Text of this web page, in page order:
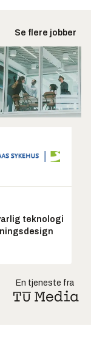
Se flere jobber
teknologi
En tjeneste fra